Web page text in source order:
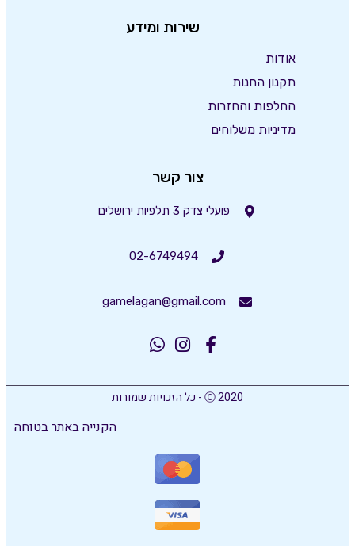
שירות ומידע
אודות
תקנון החנות
החלפות והחזרות
מדיניות משלוחים
צור קשר
פועלי צדק 3 תלפיות ירושלים
02-6749494
gamelagan@gmail.com
Ⓒ 2020 - כל הזכויות שמורות
הקנייה באתר בטוחה